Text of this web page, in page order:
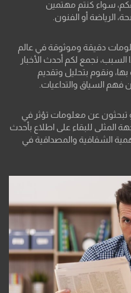
سواء كنتم مهتمين
الرياضة أو الفنون.
دقيقة وموثوقة في عالم
السبب، نجمع لكم أحدث الأخبار
ونقوم بتحليل وتقديم
السياق والتداعيات.
تبحثون عن معلومات تؤثر في
المثلى للبقاء على اطلاع بأحدث
الشفافية والمصداقية في